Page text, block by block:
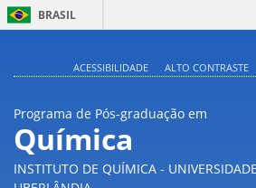
BRASIL
ACESSIBILIDADE
ALTO CONTRASTE
Programa de Pós-graduação em
Química
INSTITUTO DE QUÍMICA -